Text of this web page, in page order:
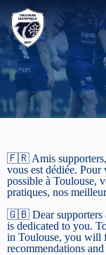
🇫🇷 Amis supporters,
vous est dédiée. Pour
possible à Toulouse,
pratiques, nos
🇬🇧 Dear supporters
is dedicated to you.
in Toulouse, you will
recommendations